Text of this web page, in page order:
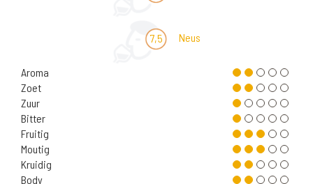
7,5 Neus
Aroma
Zoet
Zuur
Bitter
Fruitig
Moutig
Kruidig
Body